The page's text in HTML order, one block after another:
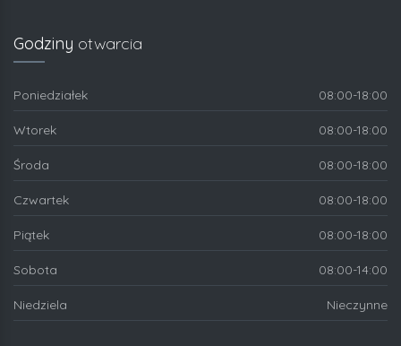
Godziny otwarcia
Poniedziałek 08:00-18:00
Wtorek 08:00-18:00
Środa 08:00-18:00
Czwartek 08:00-18:00
Piątek 08:00-18:00
Sobota 08:00-14:00
Niedziela Nieczynne